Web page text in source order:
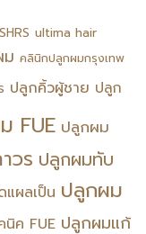
ultima hair
คลินิกปลูกผมกรุงเทพ
ปลูกคิ้วผู้ชาย ปลูก
FUE ปลูกผม
วร ปลูกผมทับ
ผลเป็น ปลูกผม
นิค FUE ปลูกผมแก้